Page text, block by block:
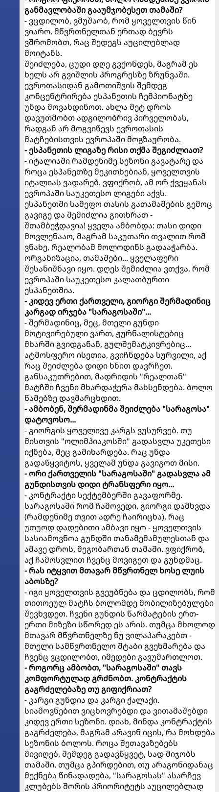
განმავლობაში გააუმჯობესეთ თამაში?
- ვცდილობ, ვმუშაობ, რომ ყოველთვის წინ
ვიარო. მწვრთნელთან ერთად ბევრს
ვშრომობთ, რაც შედეგს აუცილებლად
მოიტანს.
შეიძლება, ცუდი დღე გვქონდეს, მაგრამ ეს
ხელს არ გვიშლის პროგრესზე ზრუნვაში.
ევროთასიდან გამოთიშვის შემდეგ
კონცენტრირება ესპანეთის ჩემპიონატზე
უნდა მოვახდინოთ. ახლა მეტ დროს
დავუთმობთ ადგილობრივ პირველობას,
რადგან არ მოგვიწევს ევროთასის
მატჩებისთვის ევროპაში მოგზაურობა.
- ესპანეთის ლიგაზე რისი თქმა შეგიძლიათ?
- იტალიაში რამდენიმე სეზონი გავატარე და
როცა ესპანეთზე მეკითხებიან, ყოველთვის
იტალიას ვადარებ. ვფიქრობ, ამ ორ ქვეყანას
ევროპაში საუკეთესო ლიგები აქვს.
ესპანეთში სამეფო თასის გათამაშების გემოც
გავიგე და შემიძლია გითხრათ -
შთამბეჭდავია! ყველა ამბობდა: თასი დიდი
მოვლენააო, მაგრამ საკუთარი თვალით რომ
ვნახე, რეალობამ მოლოდინს გადააჭარბა.
ორგანიზაცია, თამაშები... ყველაფერი
შესანიშნავი იყო. დღეს შემიძლია ვთქვა, რომ
ევროპაში საუკეთესო კალათბურთი
ესპანეთშია.
- კიდევ ერთი ქართველი, გიორგი შერმადინიც
კარგად ირჯება "სარაგოსაში"...
- შერმადინიც, მეც, მთელი გუნდი
მოტივირებული ვართ, ჟურნალისტებიც
მხარში გვიდგანან, გულშემატკივრებიც...
ატმოსფერო ისეთია, გვიჩნდება სურვილი, აქ
რაც შეიძლება დიდი ხნით დავრჩეთ.
განსაკუთრებით, მადრიდის "რეალთან"
მატჩში ჩვენი მხარდაჭერა მახსენდება. ბოლო
წამებზე დავმარცხდით.
- ამბობენ, შერმადინმა შეიძლება "სარაგოსა"
დატოვოსო...
- გიორგის ყოველივე კარგს ვუსურვებ. თუ
მისთვის "ოლიმპიაკოსში" გადასვლა უკეთესი
იქნება, მეც გამიხარდება. რაც უნდა
გადაწყვიტოს, ყველამ უნდა გავიგოთ მისი.
- ორი ქართველის "სარაგოსაში" გადასვლა ამ
გუნდისთვის დიდი ტრანსფერი იყო...
- კონტრაქტი სექტემბერში გავაფორმე.
სარაგოსაში რომ ჩამოვედი, გიორგი დამხვდა
(რამდენიმე თვით ადრე ჩაირიცხა), რაც
უთუოდ დადებითი ამბავი იყო - ყოველთვის
სასიამოვნოა გუნდში თანამემამულესთან და
ამავე დროს, მეგობართან თამაში. ვფიქრობ,
აქ ჩამოსვლით ჩვენც მოვიგეთ და გუნდმაც.
- რას იტყვით მთავარ მწვრთნელ ხოსე ლუის
აბოსზე?
- იგი ყოველთვის გვეუბნება და ცდილობს, რომ
თითოეულ მატჩს ბოლომდე მობილიზებულები
შევხვდეთ. ჩვენი გუნდის წარმატების ერთ-
ერთი მიზეზი სწორედ ეს არის. თუმცა მხოლოდ
მთავარ მწვრთნელზე ნუ ვილაპარაკებთ -
მთელი სამწვრთნელო შტაბი გვეხმარება და
ჩვენც ვცდილობთ, იმედები გავუმართლოთ.
- როგორც ამბობთ, "სარაგოსაში" თავს
კომფორტულად გრძნობთ. კონტრაქტის
გაგრძელებაზე თუ გიფიქრიათ?
- კარგი გუნდია და კარგი ქალაქი.
სიამოვნებით ვიცხოვრებდი და ვითამაშებდი
კიდევ ერთი სეზონი. დიახ, მინდა კონტრაქტის
გაგრძელება, მაგრამ არავინ იცის, რა მოხდება
სეზონის ბოლოს. როცა შეთავაზებებს
მივიღებ, შემდეგ გადავწყვეტ, სად მიჯობს
თამაში. თუმცა გპირდებით, თუ არაგონიდანაც
მექნება წინადადება, "სარაგოსას" ასარჩევ
კლუბებს შორის პრიორიტეტს აუცილებლად